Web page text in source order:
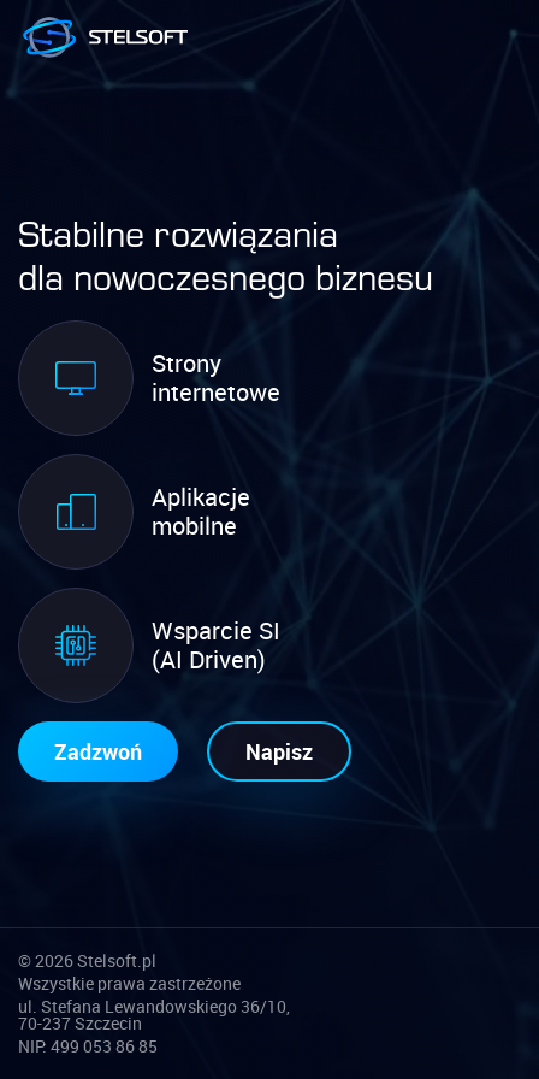
Stabilne rozwiązania
dla nowoczesnego biznesu
Strony
internetowe
Aplikacje
mobilne
Wsparcie SI
(AI Driven)
Zadzwoń Napisz
©2026 Stelsoft.pl
Wszystkie prawa zastrzeżone
ul. Stefana Lewandowskiego 36/10,
70-237 Szczecin
NIP: 499 053 86 85